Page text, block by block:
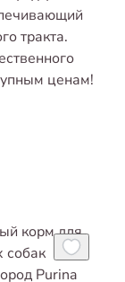
тракта.
ценам!